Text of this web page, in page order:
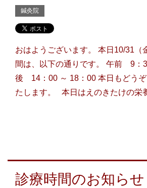
鍼灸院
おはようございます。 本日10/31（
間は、以下の通りです。 午前 9：
後 14：00 ～ 18：00 本日もどう
たします。 本日はえのきたけの栄
診療時間のお知ら